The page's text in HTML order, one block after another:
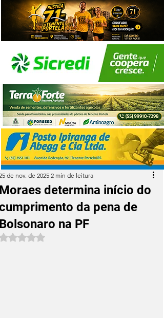
determina início do
da pena de
na PF
de nov. de 2025 2 min de leitura
Avaliado com NaN de 5 estrelas.